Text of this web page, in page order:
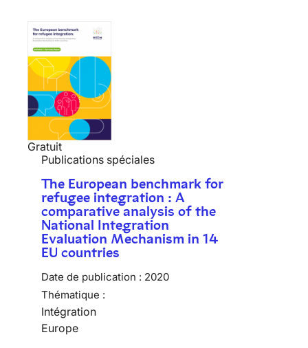
Gratuit
Publications spéciales
The European benchmark for
refugee integration : A
comparative analysis of the
National Integration
Evaluation Mechanism in 14
EU countries
Date de publication : 2020
Thématique :
Intégration
Europe